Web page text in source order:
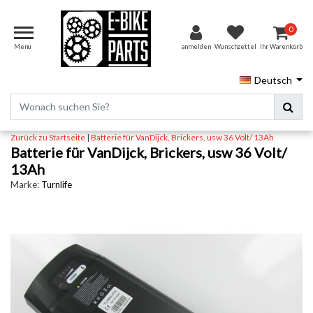
Menu anmelden Wunschzettel
0
Ihr Warenkorb
Deutsch
Zurück zu Startseite|Batterie für VanDijck, Brickers, usw 36 Volt/ 13Ah
Batterie für VanDijck, Brickers, usw 36 Volt/
13Ah
Marke: Turnlife